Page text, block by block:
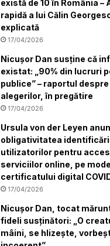
există de 10 în România –
rapidă a lui Călin
explicată
17/04/2026
Nicușor Dan susține că
existat: „90% din lucruri
publice” – raportul
alegerilor, în pregătire
17/04/2026
Ursula von der Leyen
obligativitatea
utilizatorilor pentru
serviciilor online, pe
certificatului digital
17/04/2026
Nicușor Dan, tocat
fideli susținători: „O
mâini, se hlizește,